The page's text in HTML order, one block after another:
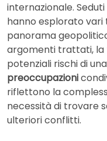
internazionale.
hanno esplorato
panorama
argomenti trattati, la
potenziali rischi di
preoccupazioni
riflettono la
necessità di trovare
ulteriori conflitti.